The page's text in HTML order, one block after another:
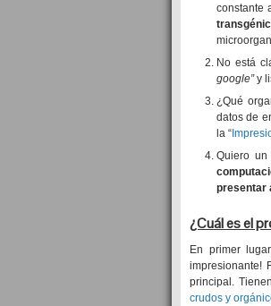
constante
No está
google”y
¿Qué
datos de
la “
Quiero
presentar
¿Cuál es el
En primer
principal.
crudos y